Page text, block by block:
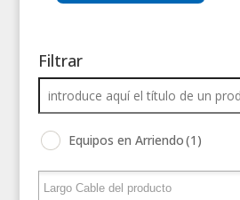
Filtrar
Equipos en Arriendo(1)